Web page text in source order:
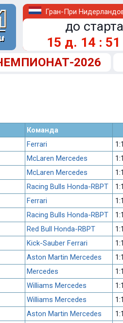
Гран-При
до
15 д. 14 : 51
2026
Команда
Ferrari
McLaren Mercedes
McLaren Mercedes
Racing Bulls Honda-RBPT
Ferrari
Racing Bulls Honda-RBPT
Red Bull Honda-RBPT
Kick-Sauber Ferrari
Aston Martin Mercedes
Mercedes
Williams Mercedes
Williams Mercedes
Aston Martin Mercedes